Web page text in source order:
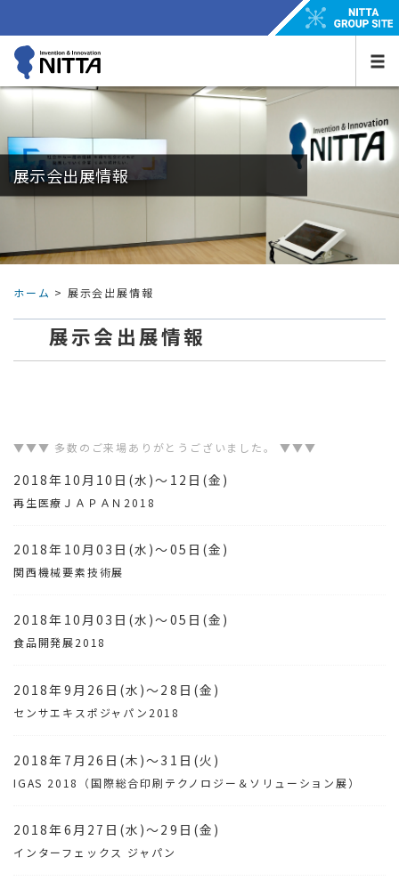
展示会出展情報
ホーム > 展示会出展情報
展示会出展情報
▼▼▼ 多数のご来場ありがとうございました。 ▼▼▼
2018年10月10日(水)～12日(金)
再生医療ＪＡＰＡＮ2018
2018年10月03日(水)～05日(金)
関西機械要素技術展
2018年10月03日(水)～05日(金)
食品開発展2018
2018年9月26日(水)～28日(金)
センサエキスポジャパン2018
2018年7月26日(木)～31日(火)
IGAS 2018（国際総合印刷テクノロジー＆ソリューション展）
2018年6月27日(水)～29日(金)
インターフェックス ジャパン